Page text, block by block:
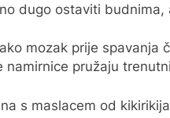
dugo ostaviti
mozak prije spavanja
namirnice pružaju
s maslacem od